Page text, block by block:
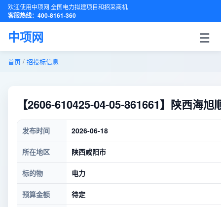
欢迎使用中项网·全国电力拟建项目和招采商机
客服热线：400-8161-360
中项网 ☰
首页 / 招投标信息
【2606-610425-04-05-861661】陕西海
发布时间 2026-06-18
所在地区 陕西咸阳市
标的物 电力
预算金额 待定